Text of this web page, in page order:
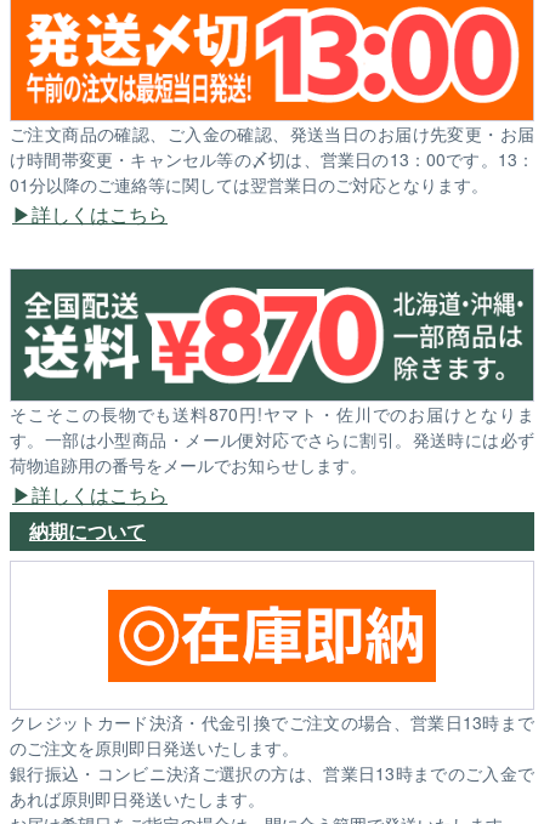
ご注文商品の確認、ご入金の確認、発送当日のお届け先変更・お届
け時間帯変更・キャンセル等の〆切は、営業日の13：00です。13：
01分以降のご連絡等に関しては翌営業日のご対応となります。
詳しくはこちら
そこそこの長物でも送料870円!ヤマト・佐川でのお届けとなりま
す。一部は小型商品・メール便対応でさらに割引。発送時には必ず
荷物追跡用の番号をメールでお知らせします。
詳しくはこちら
納期について
クレジットカード決済・代金引換でご注文の場合、営業日13時まで
のご注文を原則即日発送いたします。
銀行振込・コンビニ決済ご選択の方は、営業日13時までのご入金で
あれば原則即日発送いたします。